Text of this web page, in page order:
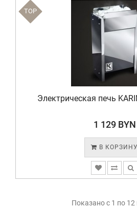
TOP
Электрическая печь
1 129 BYN
В КОРЗИНУ
Показано с 1 по 12